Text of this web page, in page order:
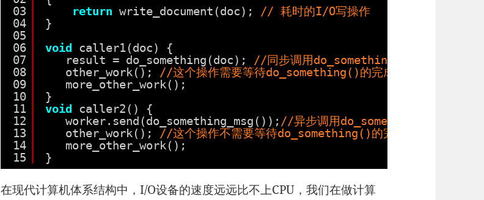
03
04
05
06
07
08
09
10
11
12
13
14
15
return write_document(doc); // 耗时的I/O写操作
}
void caller1(doc) {
result = do_something(doc); //同步调用do_something()
other_work(); //这个操作需要等待do_something()的完成
more_other_work();
}
void caller2() {
worker.send(do_something_msg()); //异步调用do_something()
other_work(); //这个操作不需要等待do_something()的完成，因此提高了
more_other_work();
}
在现代计算机体系结构中，I/O设备的速度远远比不上CPU，我们在做计算